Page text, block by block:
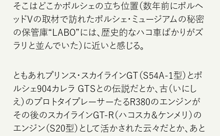
そこはどこかポルシェの立ち位置（数年前にポルヘ
ッドVの取材で訪れたポルシェ・ミュージアムの秘密
の保管庫“LABO”には、歴史的なハコ車ばかりがズ
ラリと並んでいた）に近いと感じる。
ともあれプリンス・スカイラインGT（S54A-1型）とポ
ルシェ904カレラ GTSとの伝説だとか、古（いにし
え）のプロトタイプレーサーたるR380のエンジンが
その後のスカイラインGT-R（ハコスカ＆ケンメリ）の
エンジン（S20型）として活かされた云々だとか、あと